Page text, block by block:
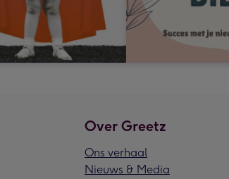
Over Greetz
Ons verhaal
Nieuws & Media